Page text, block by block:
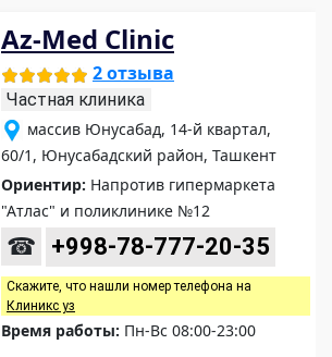
Az-Med Clinic
2 отзыва
Частная клиника
массив Юнусабад, 14-й квартал,
60/1, Юнусабадский район, Ташкент
Ориентир: Напротив гипермаркета
"Атлас" и поликлинике №12
☎ +998-78-777-20-35
Скажите, что нашли номер телефона на
Клиникс уз
Время работы: Пн-Вс 08:00-23:00